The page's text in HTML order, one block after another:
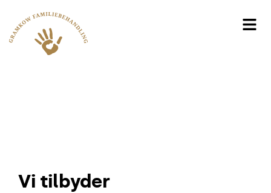
Vi tilbyder